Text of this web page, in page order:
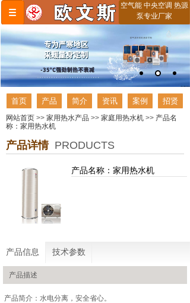
空气能 中央空调 热源
泵专业厂家
首页 产品 简介 资讯 案例 招贤
网站首页 >> 家用热水产品 >> 家庭用热水机 >> 产品名
称：家用热水机
产品详情 PRODUCTS
产品名称：家用热水机
产品信息 技术参数
产品描述
产品简介：水电分离，安全省心。